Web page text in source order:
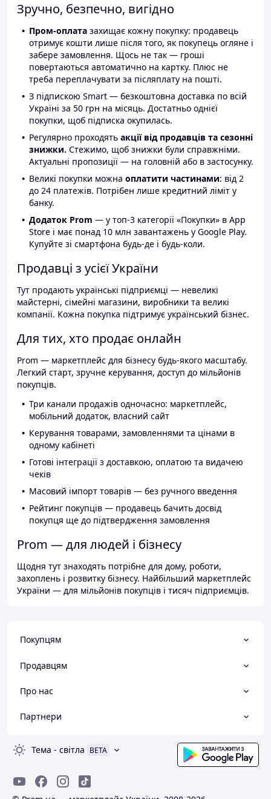
Зручно, безпечно, вигідно
Пром-оплата захищає кожну покупку: продавець
отримує кошти лише після того, як покупець огляне і
забере замовлення. Щось не так — гроші
повертаються автоматично на картку. Плюс не
треба переплачувати за післяплату на пошті.
З підпискою Smart — безкоштовна доставка по всій
Україні за 50 грн на місяць. Достатньо однієї
покупки, щоб підписка окупилась.
Регулярно проходять акції від продавців та сезонні
знижки. Стежимо, щоб знижки були справжніми.
Актуальні пропозиції — на головній або в застосунку.
Великі покупки можна оплатити частинами: від 2
до 24 платежів. Потрібен лише кредитний ліміт у
банку.
Додаток Prom — у топ-3 категорії «Покупки» в App
Store і має понад 10 млн завантажень у Google Play.
Купуйте зі смартфона будь-де і будь-коли.
Продавці з усієї України
Тут продають українські підприємці — невеликі
майстерні, сімейні магазини, виробники та великі
компанії. Кожна покупка підтримує український бізнес.
Для тих, хто продає онлайн
Prom — маркетплейс для бізнесу будь-якого масштабу.
Легкий старт, зручне керування, доступ до мільйонів
покупців.
Три канали продажів одночасно: маркетплейс,
мобільний додаток, власний сайт
Керування товарами, замовленнями та цінами в
одному кабінеті
Готові інтеграції з доставкою, оплатою та видачею
чеків
Масовий імпорт товарів — без ручного введення
Рейтинг покупців — продавець бачить досвід
покупця ще до підтвердження замовлення
Prom — для людей і бізнесу
Щодня тут знаходять потрібне для дому, роботи,
захоплень і розвитку бізнесу. Найбільший маркетплейс
України — для мільйонів покупців і тисяч підприємців.
Покупцям
Продавцям
Про нас
Партнери
Тема - світла BETA